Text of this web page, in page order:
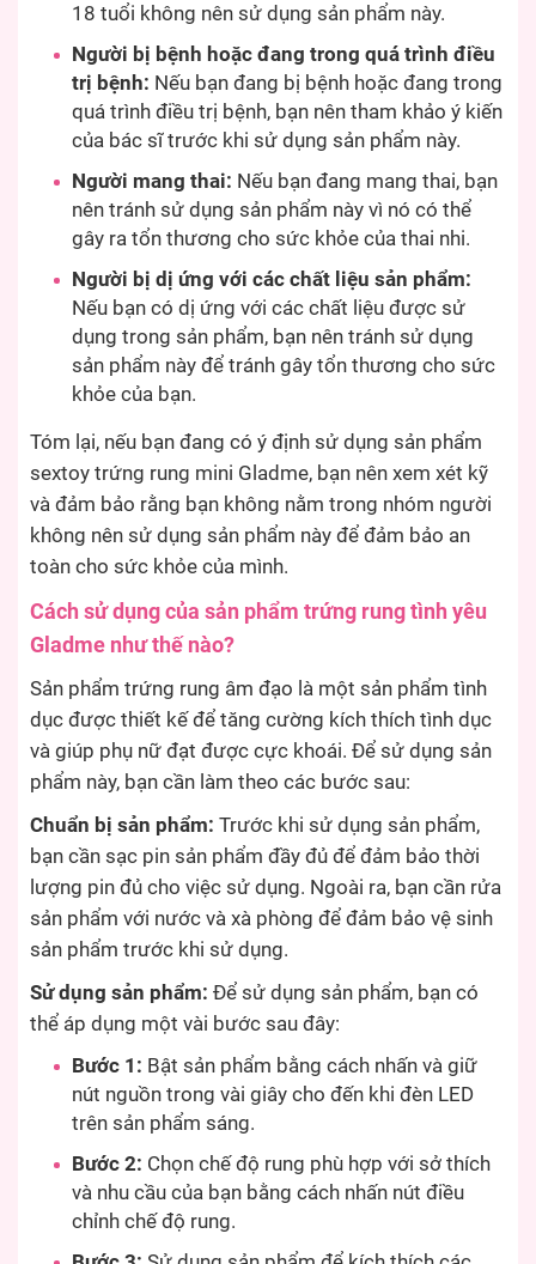
18 tuổi không nên sử dụng sản phẩm này.
Người bị bệnh hoặc đang trong quá trình điều
trị bệnh: Nếu bạn đang bị bệnh hoặc đang trong
quá trình điều trị bệnh, bạn nên tham khảo ý kiến
​​của bác sĩ trước khi sử dụng sản phẩm này.
Người mang thai: Nếu bạn đang mang thai, bạn
nên tránh sử dụng sản phẩm này vì nó có thể
gây ra tổn thương cho sức khỏe của thai nhi.
Người bị dị ứng với các chất liệu sản phẩm:
Nếu bạn có dị ứng với các chất liệu được sử
dụng trong sản phẩm, bạn nên tránh sử dụng
sản phẩm này để tránh gây tổn thương cho sức
khỏe của bạn.
Tóm lại, nếu bạn đang có ý định sử dụng sản phẩm
sextoy trứng rung mini Gladme, bạn nên xem xét kỹ
và đảm bảo rằng bạn không nằm trong nhóm người
không nên sử dụng sản phẩm này để đảm bảo an
toàn cho sức khỏe của mình.
Cách sử dụng của sản phẩm trứng rung tình yêu
Gladme như thế nào?
Sản phẩm trứng rung âm đạo là một sản phẩm tình
dục được thiết kế để tăng cường kích thích tình dục
và giúp phụ nữ đạt được cực khoái. Để sử dụng sản
phẩm này, bạn cần làm theo các bước sau:
Chuẩn bị sản phẩm: Trước khi sử dụng sản phẩm,
bạn cần sạc pin sản phẩm đầy đủ để đảm bảo thời
lượng pin đủ cho việc sử dụng. Ngoài ra, bạn cần rửa
sản phẩm với nước và xà phòng để đảm bảo vệ sinh
sản phẩm trước khi sử dụng.
Sử dụng sản phẩm: Để sử dụng sản phẩm, bạn có
thể áp dụng một vài bước sau đây:
Bước 1: Bật sản phẩm bằng cách nhấn và giữ
nút nguồn trong vài giây cho đến khi đèn LED
trên sản phẩm sáng.
Bước 2: Chọn chế độ rung phù hợp với sở thích
và nhu cầu của bạn bằng cách nhấn nút điều
chỉnh chế độ rung.